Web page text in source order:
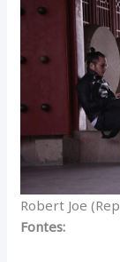
Robert Joe
Fontes: